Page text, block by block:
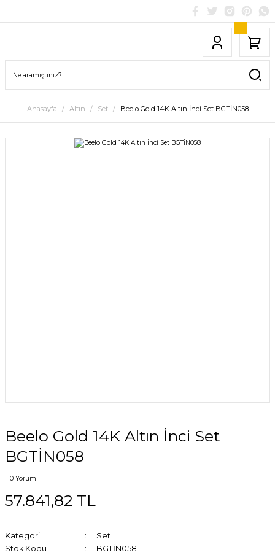
Anasayfa Altın Set Beelo Gold 14K Altın İnci Set BGTİN058
Beelo Gold 14K Altın İnci Set
BGTİN058
0 Yorum
57.841,82 TL
Kategori
Set
Stok Kodu
BGTİN058